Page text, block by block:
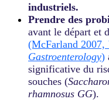
industriels.
Prendre des
avant le départ et
(McFarland 2007,
Gastroenterology)
significative du
souches (
rhamnosus GG).